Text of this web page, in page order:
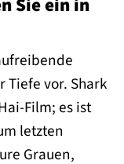
Sie ein in
Tiefe vor. Shark
Film; es ist
letzten
Grauen,